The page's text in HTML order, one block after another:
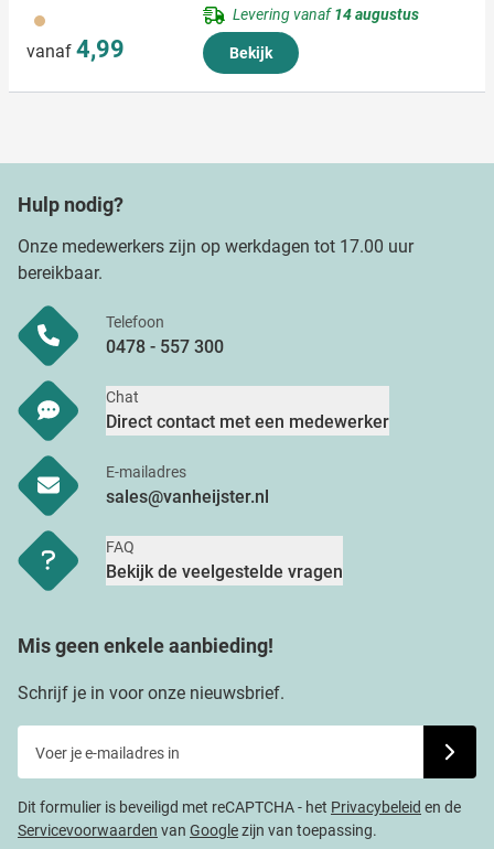
945
vanaf 4,99
Levering vanaf14 augustus
Bekijk
Hulp nodig?
Onze medewerkers zijn op werkdagen tot 17.00 uur
bereikbaar.
Telefoon
0478 - 557 300
Chat
Direct contact met een medewerker
E-mailadres
sales@vanheijster.nl
FAQ
Bekijk de veelgestelde vragen
Mis geen enkele aanbieding!
Schrijf je in voor onze nieuwsbrief.
Dit formulier is beveiligd met reCAPTCHA - het Privacybeleid en de
Servicevoorwaarden van Googlezijn van toepassing.